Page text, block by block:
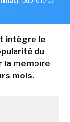
intègre le
du
la mémoire
mois.